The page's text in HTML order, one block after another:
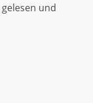
gelesen und